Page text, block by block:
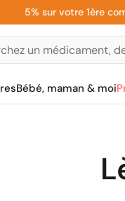
5% sur votre 1ère
Bébé, maman & moi